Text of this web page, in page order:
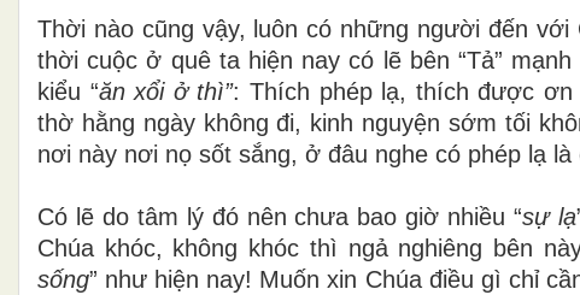
Thời nào cũng vậy, luôn có những người đến
thời cuộc ở quê ta hiện nay có lẽ bên “Tả”
kiểu “ăn xổi ở thì”: Thích phép lạ, thích được ơn
thờ hằng ngày không đi, kinh nguyện sớm tối
nơi này nơi nọ sốt sắng, ở đâu nghe có phép lạ là
Có lẽ do tâm lý đó nên chưa bao giờ nhiều “sự lạ
Chúa khóc, không khóc thì ngả nghiêng bên
sống” như hiện nay! Muốn xin Chúa điều gì chỉ